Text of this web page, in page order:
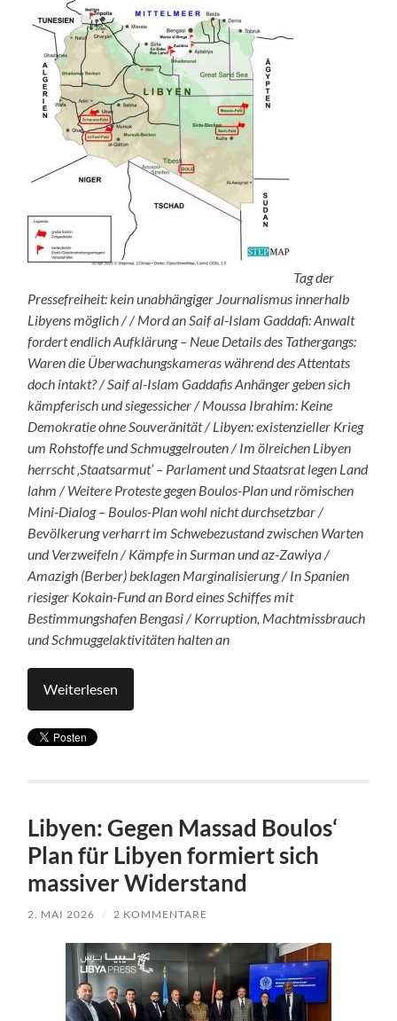
Tag der
Pressefreiheit: kein unabhängiger Journalismus innerhalb
Libyens möglich / / Mord an Saif al-Islam Gaddafi: Anwalt
fordert endlich Aufklärung – Neue Details des Tathergangs:
Waren die Überwachungskameras während des Attentats
doch intakt? / Saif al-Islam Gaddafis Anhänger geben sich
kämpferisch und siegessicher / Moussa Ibrahim: Keine
Demokratie ohne Souveränität / Libyen: existenzieller Krieg
um Rohstoffe und Schmuggelrouten / Im ölreichen Libyen
herrscht ‚Staatsarmut‘ – Parlament und Staatsrat legen Land
lahm / Weitere Proteste gegen Boulos-Plan und römischen
Mini-Dialog – Boulos-Plan wohl nicht durchsetzbar /
Bevölkerung verharrt im Schwebezustand zwischen Warten
und Verzweifeln / Kämpfe in Surman und az-Zawiya /
Amazigh (Berber) beklagen Marginalisierung / In Spanien
riesiger Kokain-Fund an Bord eines Schiffes mit
Bestimmungshafen Bengasi / Korruption, Machtmissbrauch
und Schmuggelaktivitäten halten an
Weiterlesen
Libyen: Gegen Massad Boulos‘
Plan für Libyen formiert sich
massiver Widerstand
2. MAI 2026 / 2 KOMMENTARE